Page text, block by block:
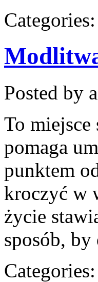
Categories:
Posted by
To miejsce
pomaga
punktem
kroczyć w
życie
sposób, by
Categories: